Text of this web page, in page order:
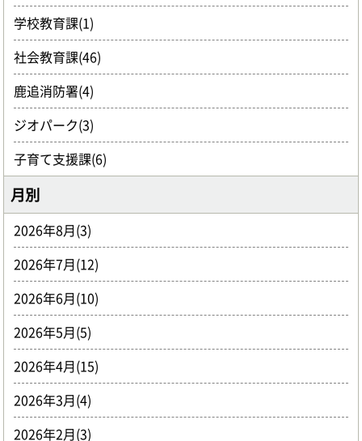
学校教育課(1)
社会教育課(46)
鹿追消防署(4)
ジオパーク(3)
子育て支援課(6)
月別
2026年8月(3)
2026年7月(12)
2026年6月(10)
2026年5月(5)
2026年4月(15)
2026年3月(4)
2026年2月(3)